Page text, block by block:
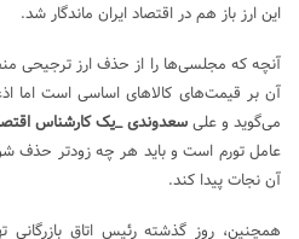
این ارز باز هم در اقتصاد ایران ماندگار شد.
آنچه که مجلسی‌ها را از حذف ارز ترجیحی
آن بر قیمت‌های کالاهای اساسی است اما
می‌گوید و علیسعدوندی_یک کارشناس
عامل تورم است و باید هر چه زودتر حذف
آن نجات پیدا کند.
همچنین، روز گذشته رئیس اتاق بازرگانی